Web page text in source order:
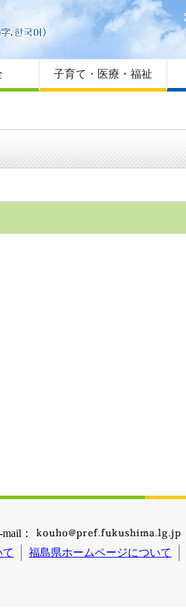
はじめての方へ
Foreign language
サイトマップ
子育て・医療・福祉
：
福島県ホームページについて